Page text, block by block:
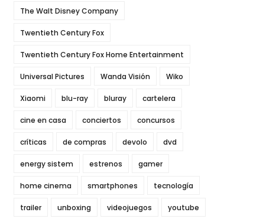
The Walt Disney Company
Twentieth Century Fox
Twentieth Century Fox Home Entertainment
Universal Pictures Wanda Visión Wiko
Xiaomi blu-ray bluray cartelera
cine en casa conciertos concursos
críticas de compras devolo dvd
energy sistem estrenos gamer
home cinema smartphones tecnología
trailer unboxing videojuegos youtube